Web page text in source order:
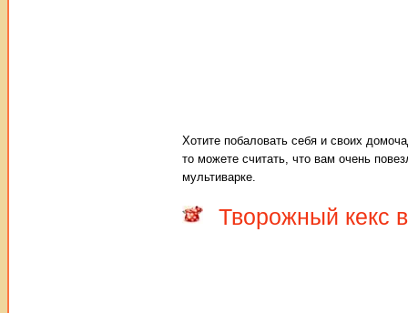
Хотите побаловать себя и своих
то можете считать, что вам очень
мультиварке.
Творожный кекс